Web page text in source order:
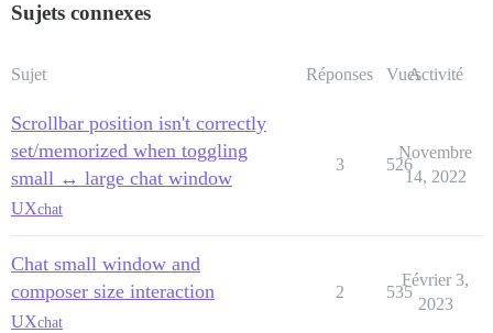
Sujets connexes
Sujet Réponses VuesActivité
Scrollbar position isn't correctly
set/memorized when toggling
small ↔ large chat window
UXchat
3 526
Novembre
14, 2022
Chat small window and
composer size interaction
UXchat
2 535
Février 3,
2023